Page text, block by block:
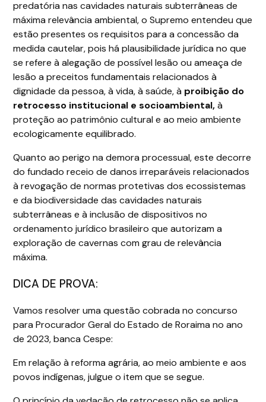
predatória nas cavidades naturais subterrâneas de
máxima relevância ambiental, o Supremo entendeu que
estão presentes os requisitos para a concessão da
medida cautelar, pois há plausibilidade jurídica no que
se refere à alegação de possível lesão ou ameaça de
lesão a preceitos fundamentais relacionados à
dignidade da pessoa, à vida, à saúde, à proibição do
retrocesso institucional e socioambiental,à
proteção ao patrimônio cultural e ao meio ambiente
ecologicamente equilibrado.
Quanto ao perigo na demora processual, este decorre
do fundado receio de danos irreparáveis relacionados
à revogação de normas protetivas dos ecossistemas
e da biodiversidade das cavidades naturais
subterrâneas e à inclusão de dispositivos no
ordenamento jurídico brasileiro que autorizam a
exploração de cavernas com grau de relevância
máxima.
DICA DE PROVA:
Vamos resolver uma questão cobrada no concurso
para Procurador Geral do Estado de Roraima no ano
de 2023, banca Cespe:
Em relação à reforma agrária, ao meio ambiente e aos
povos indígenas, julgue o item que se segue.